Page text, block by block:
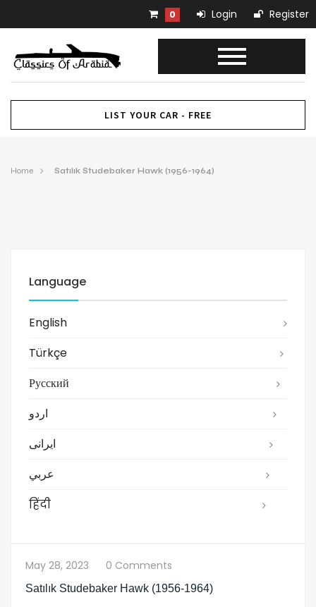
0 Login Register
LIST YOUR CAR - FREE
Home Satılık Studebaker Hawk (1956-1964)
Language
English
Türkçe
Русский
اردو
ایرانی
عربي
हिंदी
May 28, 2023 0 Comments
Satılık Studebaker Hawk (1956-1964)